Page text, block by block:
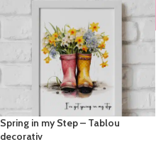
Spring in my Step – Tablou
decorativ